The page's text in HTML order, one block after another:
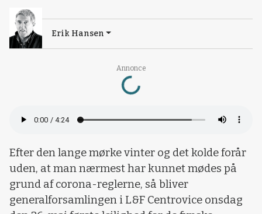
Annonce
Loading...
Erik Hansen
Efter den lange mørke vinter og det kolde forår
uden, at man nærmest har kunnet mødes på
grund af corona-reglerne, så bliver
generalforsamlingen i L&F Centrovice onsdag